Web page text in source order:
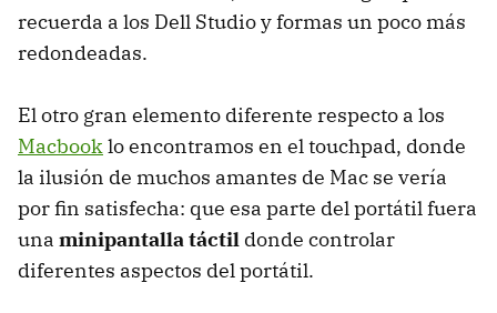
recuerda a los Dell Studio y formas un poco más
redondeadas.
El otro gran elemento diferente respecto a los
Macbooklo encontramos en el touchpad, donde
la ilusión de muchos amantes de Mac se vería
por fin satisfecha: que esa parte del portátil fuera
una minipantalla táctil donde controlar
diferentes aspectos del portátil.